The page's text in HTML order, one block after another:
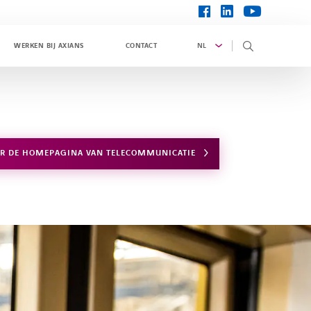
facebooklinkedinyoutube
WERKEN BIJ AXIANS CONTACT NL
DE HOMEPAGINA VAN TELECOMMUNICATIE